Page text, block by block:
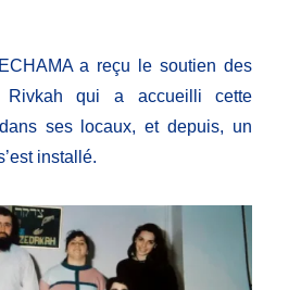
a reçu le soutien des
Rivkah qui a accueilli cette
ses locaux, et depuis, un
installé.